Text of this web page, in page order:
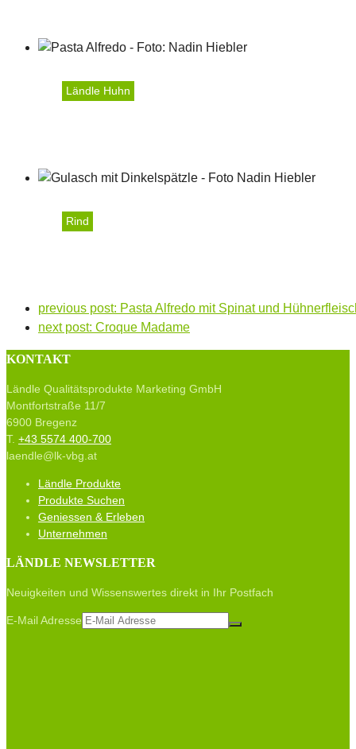
Ländle Huhn
Rind
previous post: Pasta Alfredo mit Spinat und
next post: Croque Madame
KONTAKT
Ländle Qualitätsprodukte Marketing GmbH
Montfortstraße 11/7
6900 Bregenz
T. +43 5574 400-700
laendle@lk-vbg.at
Ländle Produkte
Produkte Suchen
Geniessen & Erleben
Unternehmen
LÄNDLE NEWSLETTER
Neuigkeiten und Wissenswertes direkt in Ihr Postfach
E-Mail Adresse